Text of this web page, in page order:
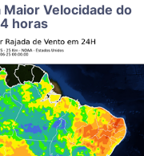
Maior Velocidade do
horas